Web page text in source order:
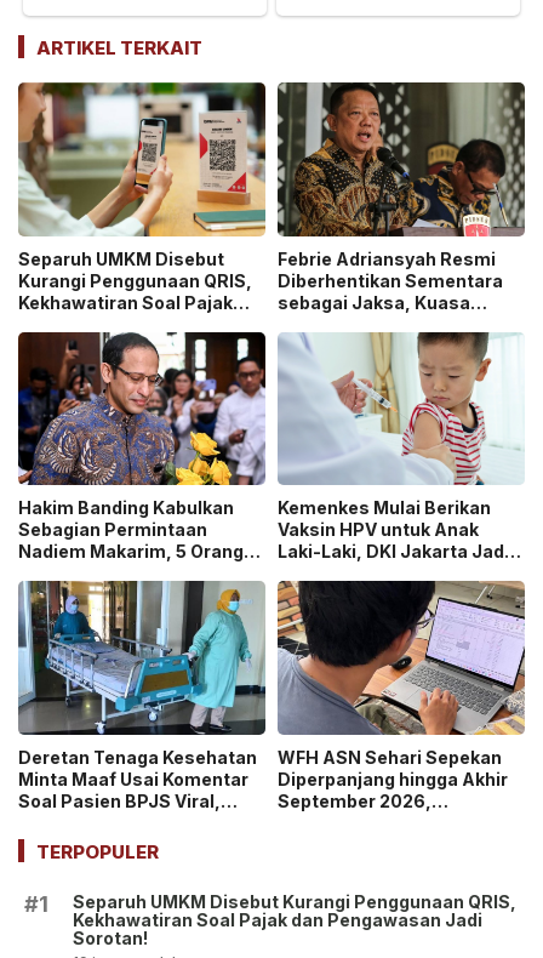
ARTIKEL TERKAIT
Separuh UMKM Disebut
Kurangi Penggunaan QRIS,
Kekhawatiran Soal Pajak
Sorotan!
Febrie Adriansyah Resmi
Diberhentikan Sementara
sebagai Jaksa, Kuasa
Praperadilan!
Hakim Banding Kabulkan
Sebagian Permintaan
Nadiem Makarim, 5 Orang
Kasus Chromebook!
Kemenkes Mulai Berikan
Vaksin HPV untuk Anak
Laki-Laki, DKI Jakarta Jadi
BIAS 2026
Deretan Tenaga Kesehatan
Minta Maaf Usai Komentar
Soal Pasien BPJS Viral,
Chaerawan Jadi Sorotan
Publik!
WFH ASN Sehari Sepekan
Diperpanjang hingga Akhir
September 2026,
TERPOPULER
#1
Separuh UMKM Disebut Kurangi Penggunaan QRIS,
Kekhawatiran Soal Pajak dan Pengawasan Jadi
Sorotan!